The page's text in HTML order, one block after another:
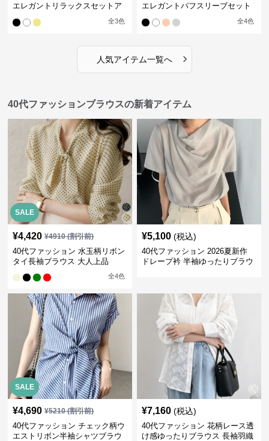
エレガントリラックスセットア
全3色
エレガントパフスリーブセット
全4色
人気アイテム一覧へ ›
40代ファッションブラウスの新着アイテム
SALE
¥4,420 ¥4910(割引前)
40代ファッション 水玉柄リボン
タイ長袖ブラウス 大人上品
全4色
¥5,100 (税込)
40代ファッション 2026夏新作
ドレープ衿 半袖ゆったりブラウ
SALE
¥4,690 ¥5210(割引前)
40代ファッション チェック柄ウ
エストリボン半袖シャツブラウ
¥7,160 (税込)
40代ファッション 花柄レース透
け感ゆったりブラウス 長袖羽織